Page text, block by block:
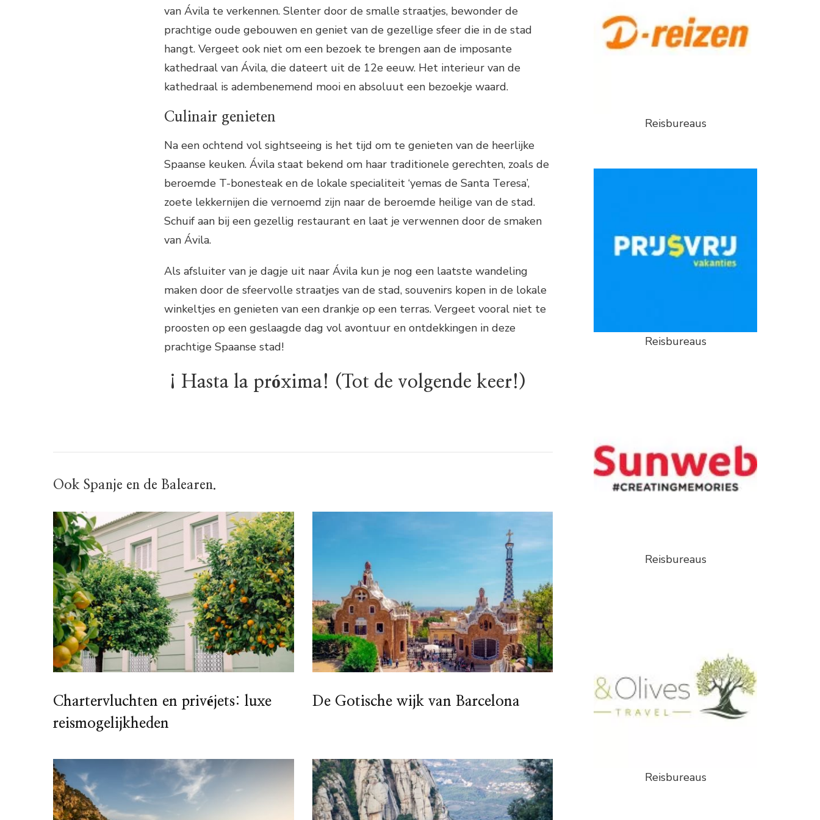
van Ávila te verkennen. Slenter door de smalle straatjes, bewonder de
prachtige oude gebouwen en geniet van de gezellige sfeer die in de stad
hangt. Vergeet ook niet om een bezoek te brengen aan de imposante
kathedraal van Ávila, die dateert uit de 12e eeuw. Het interieur van de
kathedraal is adembenemend mooi en absoluut een bezoekje waard.
Culinair genieten
Na een ochtend vol sightseeing is het tijd om te genieten van de heerlijke
Spaanse keuken. Ávila staat bekend om haar traditionele gerechten, zoals de
beroemde T-bonesteak en de lokale specialiteit ‘yemas de Santa Teresa’,
zoete lekkernijen die vernoemd zijn naar de beroemde heilige van de stad.
Schuif aan bij een gezellig restaurant en laat je verwennen door de smaken
van Ávila.
Als afsluiter van je dagje uit naar Ávila kun je nog een laatste wandeling
maken door de sfeervolle straatjes van de stad, souvenirs kopen in de lokale
winkeltjes en genieten van een drankje op een terras. Vergeet vooral niet te
proosten op een geslaagde dag vol avontuur en ontdekkingen in deze
prachtige Spaanse stad!
¡Hasta la próxima! (Tot de volgende keer!)
Ook Spanje en de Balearen.
Chartervluchten en privéjets: luxe
reismogelijkheden
De Gotische wijk van Barcelona
Reisbureaus
Reisbureaus
Reisbureaus
Reisbureaus